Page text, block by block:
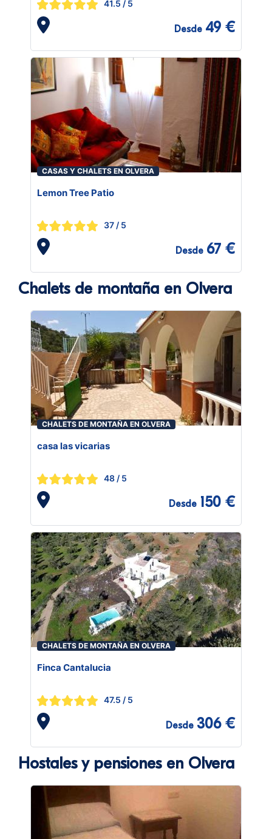
41.5 / 5
Desde 49 €
CASAS Y CHALETS EN OLVERA
Lemon Tree Patio
37 / 5
Desde 67 €
Chalets de montaña en Olvera
CHALETS DE MONTAÑA EN OLVERA
casa las vicarias
48 / 5
Desde 150 €
CHALETS DE MONTAÑA EN OLVERA
Finca Cantalucia
47.5 / 5
Desde 306 €
Hostales y pensiones en Olvera